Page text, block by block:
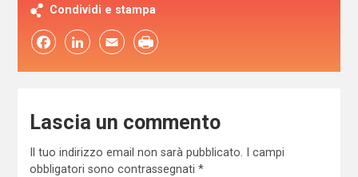
Condividi e stampa
FacebookLinkedIn Email
Lascia un commento
Il tuo indirizzo email non sarà pubblicato.
I campi
obbligatori sono contrassegnati *